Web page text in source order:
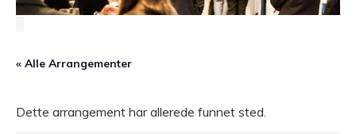
« Alle Arrangementer
Dette arrangement har allerede funnet sted.